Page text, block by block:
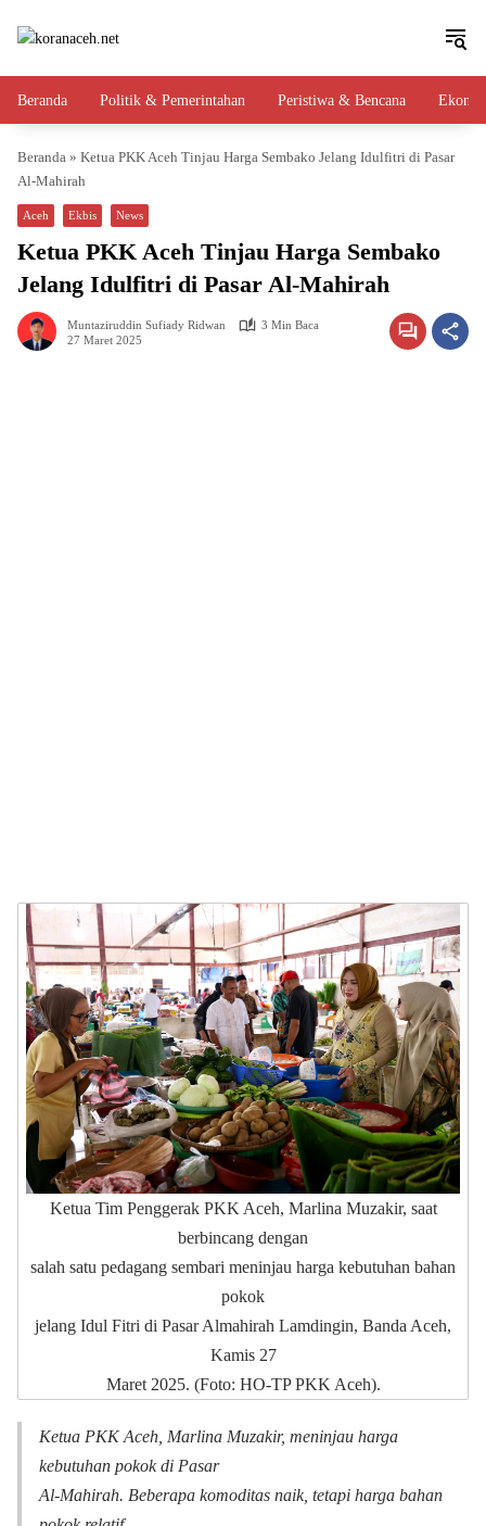
Beranda Politik & Pemerintahan Peristiwa & Bencana
Beranda » Ketua PKK Aceh Tinjau Harga Sembako Jelang Idulfitri di Pasar
Al-Mahirah
Aceh Ekbis News
Ketua PKK Aceh Tinjau Harga Sembako
Jelang Idulfitri di Pasar Al-Mahirah
Muntaziruddin Sufiady Ridwan
3 Min Baca
27 Maret 2025
Ketua Tim Penggerak PKK Aceh, Marlina Muzakir, saat
berbincang dengan
salah satu pedagang sembari meninjau harga kebutuhan bahan
pokok
jelang Idul Fitri di Pasar Almahirah Lamdingin, Banda Aceh,
Kamis 27
Maret 2025. (Foto: HO-TP PKK Aceh).
Ketua PKK Aceh, Marlina Muzakir, meninjau harga
kebutuhan pokok di Pasar
Al-Mahirah. Beberapa komoditas naik, tetapi harga bahan